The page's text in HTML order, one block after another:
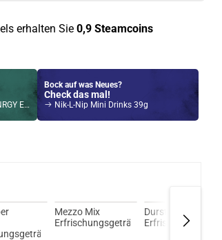
erhalten Sie 0,9 Steamcoins
500ml
Bock auf was Neues?
Check das mal!
Nik-L-Nip Mini Drinks 39g
Mezzo Mix
Erfrischungsgetränk
Durstlöscher Cola